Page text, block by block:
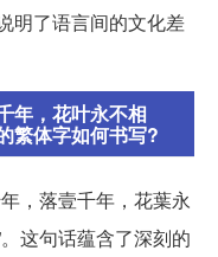
明了语言间的文化差
年，花叶永不相
繁体字如何书写?
，落壹千年，花葉永
这句话蕴含了深刻的